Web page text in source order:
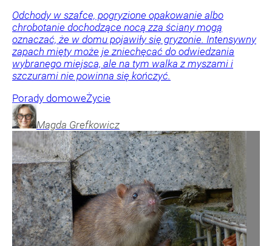
Odchody w szafce, pogryzione opakowanie albo
chrobotanie dochodzące nocą zza ściany mogą
oznaczać, że w domu pojawiły się gryzonie. Intensywny
zapach mięty może je zniechęcać do odwiedzania
wybranego miejsca, ale na tym walka z myszami i
szczurami nie powinna się kończyć.
Porady domoweŻycie
Magda Grefkowicz